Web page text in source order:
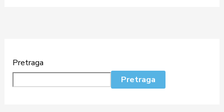
Pretraga
Pretraga